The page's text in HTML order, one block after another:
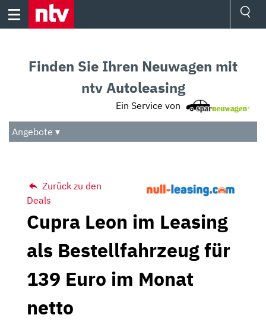
Skip
Audio
Das Beste
Finden Sie Ihren Neuwagen mit
ntv Autoleasing
Ein Service von
Angebote ▾
Zurück zu den
Deals
Cupra Leon im Leasing
als Bestellfahrzeug für
139 Euro im Monat
netto